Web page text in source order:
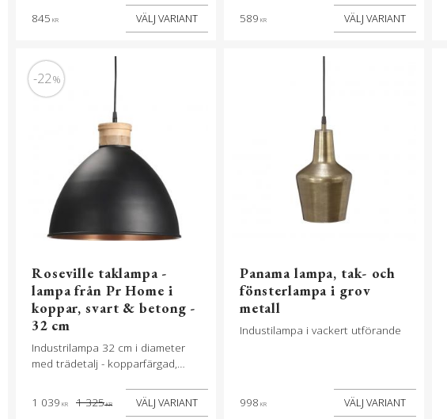
845 KR 589 KR
Roseville taklampa -
lampa från Pr Home i
koppar, svart & betong -
32 cm
Industrilampa 32 cm i diameter
med trädetalj - kopparfärgad,
1 039 KR 1 325KR
22%
Panama lampa, tak- och
fönsterlampa i grov
metall
Industilampa i vackert utförande
998 KR